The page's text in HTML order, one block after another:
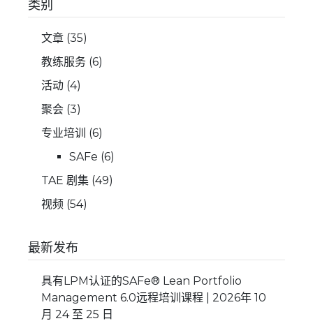
类别
文章(35)
教练服务(6)
活动(4)
聚会(3)
专业培训 (6)
SAFe (6)
TAE 剧集(49)
视频(54)
最新发布
具有LPM认证的SAFe® Lean Portfolio
Management 6.0远程培训课程 | 2026年 10
月 24 至 25 日